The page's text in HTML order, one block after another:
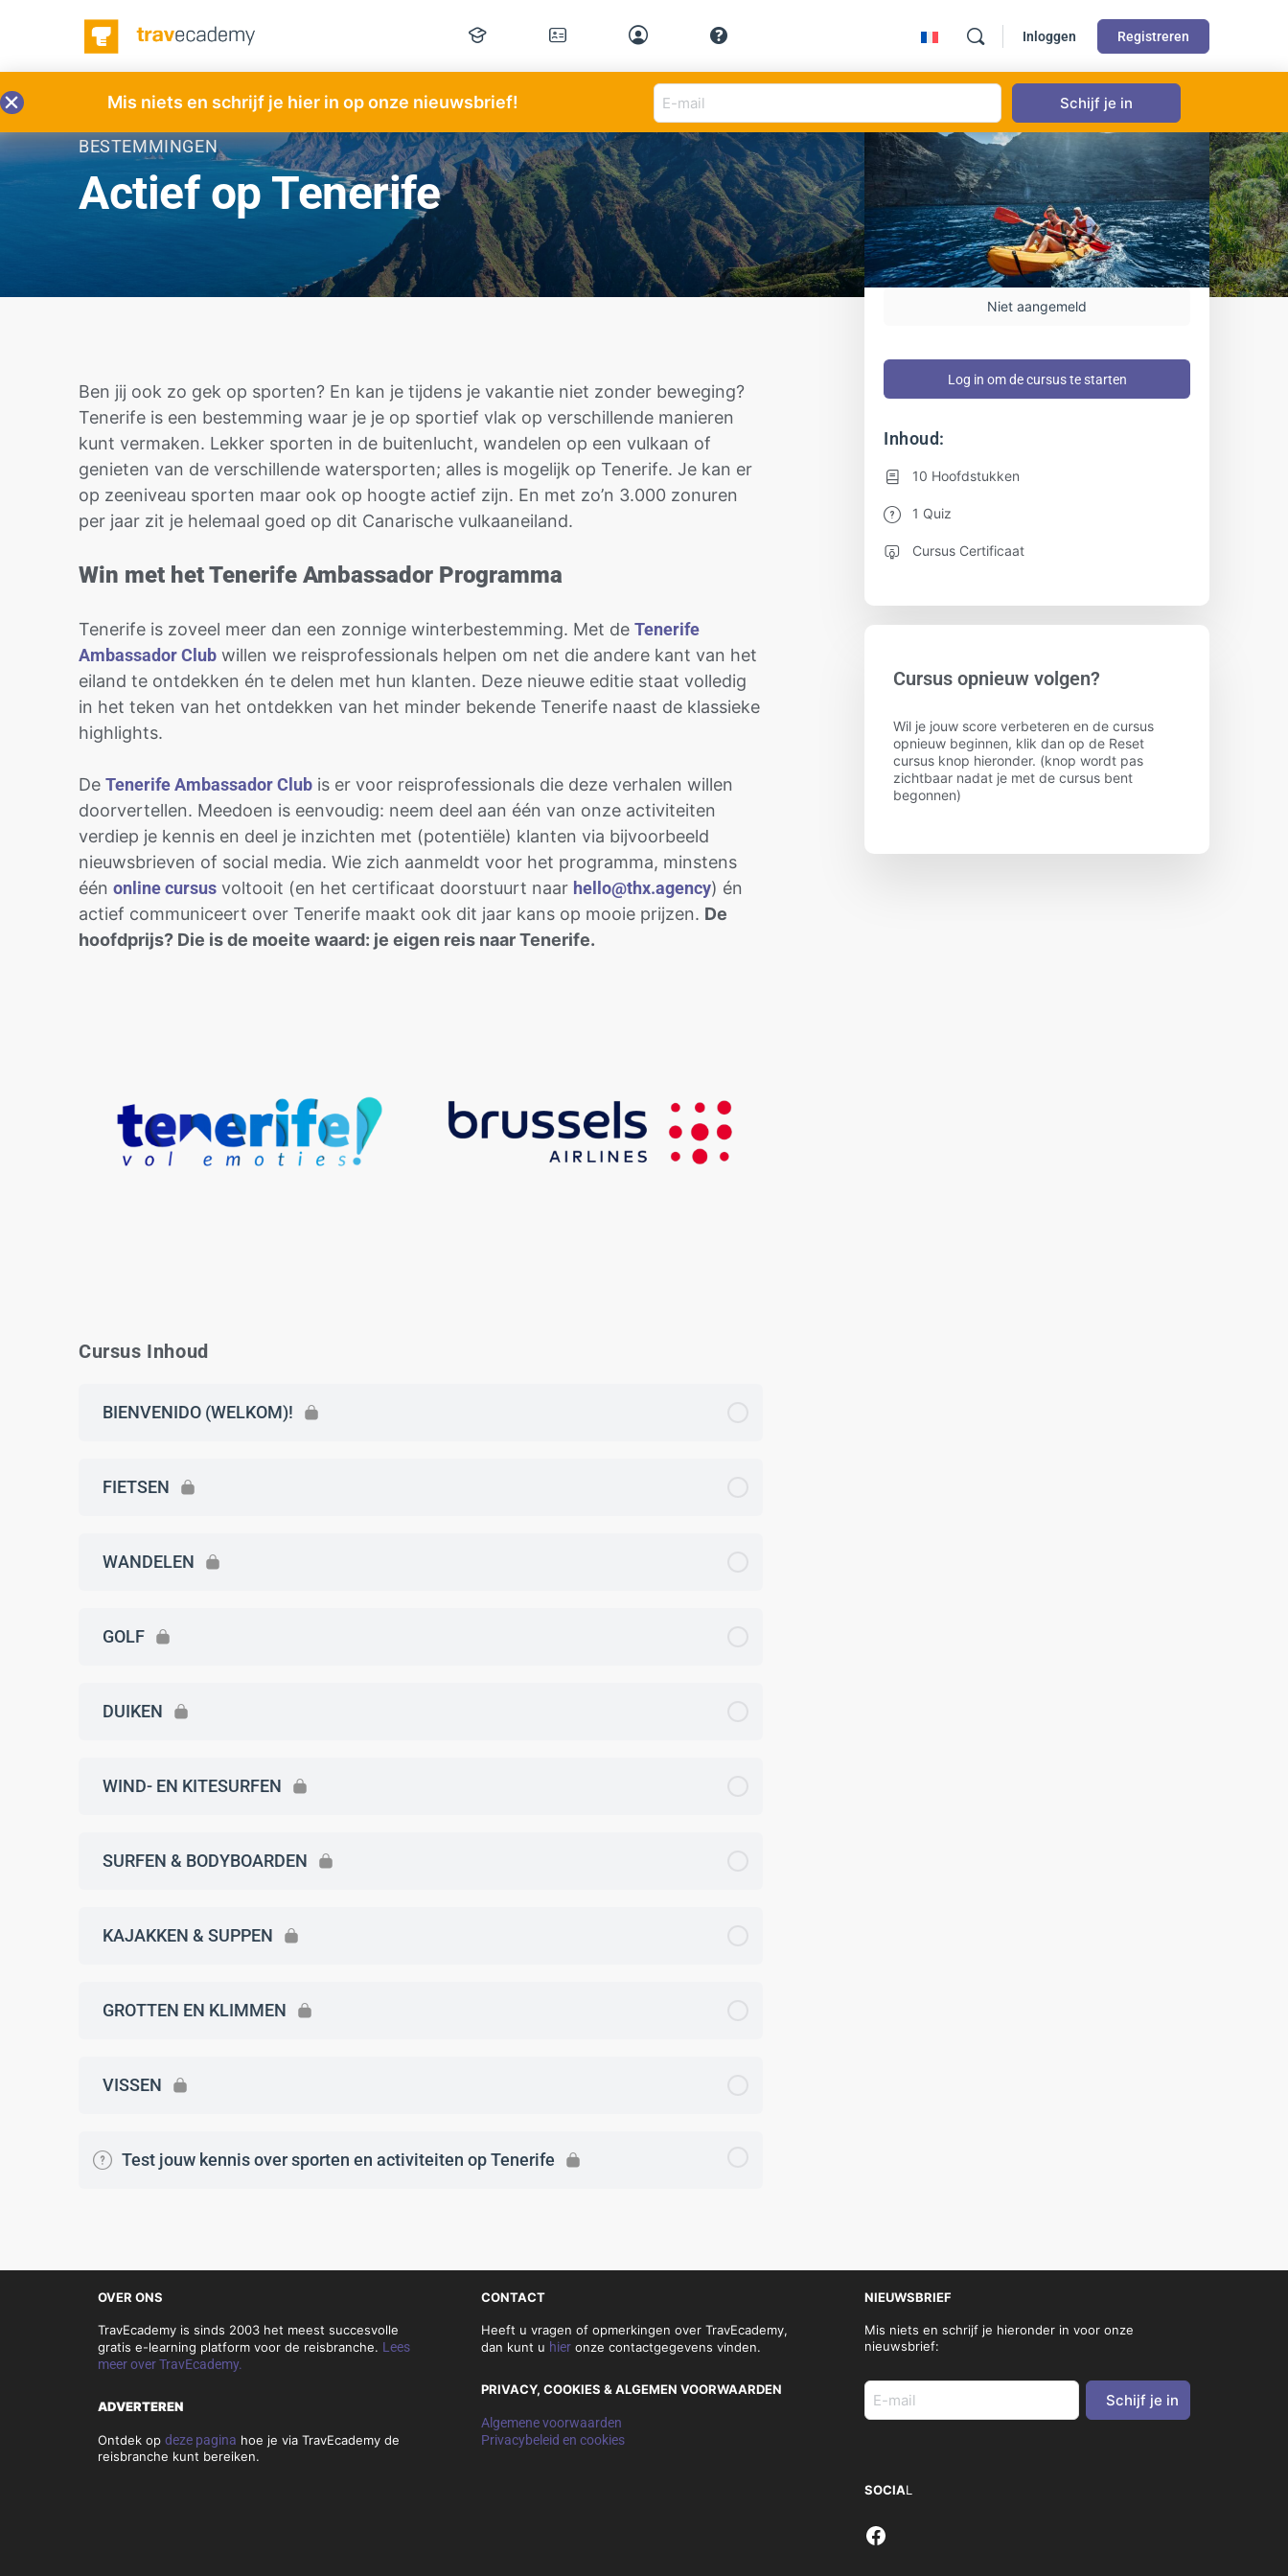
Inloggen Registreren
BESTEMMINGEN
Actief op Tenerife
Ben jij ook zo gek op sporten? En kan je tijdens je vakantie niet zonder beweging?
Tenerife is een bestemming waar je je op sportief vlak op verschillende manieren
kunt vermaken. Lekker sporten in de buitenlucht, wandelen op een vulkaan of
genieten van de verschillende watersporten; alles is mogelijk op Tenerife. Je kan er
op zeeniveau sporten maar ook op hoogte actief zijn. En met zo’n 3.000 zonuren
per jaar zit je helemaal goed op dit Canarische vulkaaneiland.
Win met het Tenerife Ambassador Programma
Tenerife is zoveel meer dan een zonnige winterbestemming. Met de Tenerife
Ambassador Club willen we reisprofessionals helpen om net die andere kant van het
eiland te ontdekken én te delen met hun klanten. Deze nieuwe editie staat volledig
in het teken van het ontdekken van het minder bekende Tenerife naast de klassieke
highlights.
De Tenerife Ambassador Club is er voor reisprofessionals die deze verhalen willen
doorvertellen. Meedoen is eenvoudig: neem deel aan één van onze activiteiten
verdiep je kennis en deel je inzichten met (potentiële) klanten via bijvoorbeeld
nieuwsbrieven of social media. Wie zich aanmeldt voor het programma, minstens
één online cursus voltooit (en het certificaat doorstuurt naar hello@thx.agency) én
actief communiceert over Tenerife maakt ook dit jaar kans op mooie prijzen. De
hoofdprijs? Die is de moeite waard: je eigen reis naar Tenerife.
Cursus Inhoud
BIENVENIDO (WELKOM)!
FIETSEN
WANDELEN
GOLF
DUIKEN
WIND- EN KITESURFEN
SURFEN & BODYBOARDEN
KAJAKKEN & SUPPEN
GROTTEN EN KLIMMEN
VISSEN
Test jouw kennis over sporten en activiteiten op Tenerife
Niet aangemeld
Log in om de cursus te starten
Inhoud:
10 Hoofdstukken
1 Quiz
Cursus Certificaat
Cursus opnieuw volgen?
Wil je jouw score verbeteren en de cursus
opnieuw beginnen, klik dan op de Reset
cursus knop hieronder. (knop wordt pas
zichtbaar nadat je met de cursus bent
begonnen)
OVER ONS
TravEcademy is sinds 2003 het meest succesvolle
gratis e-learning platform voor de reisbranche. Lees
meer over TravEcademy.
ADVERTEREN
Ontdek op deze pagina hoe je via TravEcademy de
reisbranche kunt bereiken.
CONTACT
Heeft u vragen of opmerkingen over TravEcademy,
dan kunt u hier onze contactgegevens vinden.
PRIVACY, COOKIES & ALGEMEN VOORWAARDEN
Algemene voorwaarden
Privacybeleid en cookies
NIEUWSBRIEF
Mis niets en schrijf je hieronder in voor onze
nieuwsbrief:
E-
mail
SOCIAL
Mis niets en schrijf je hier in op onze nieuwsbrief!
E-
mail
adres
(Vereist)